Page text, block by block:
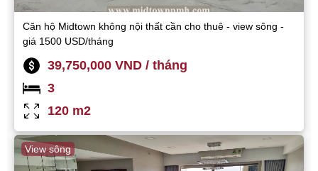
Căn hộ Midtown không nội thất cần cho thuê - view sông -
giá 1500 USD/tháng
39,750,000 VND / tháng
3
120 m2
View sông